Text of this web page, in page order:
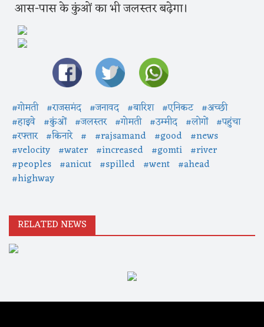
आस-पास के कुंओं का भी जलस्तर बढ़ेगा।
#गोमती #राजसमंद #जनावद #बारिश #एनिकट #अच्छी
#हाइवे #कुंओं #जलस्तर #गाेमती #उम्मीद #लोगों #पहुंचा
#रफ्तार #किनारे # #rajsamand #good #news
#velocity #water #increased #gomti #river
#peoples #anicut #spilled #went #ahead
#highway
RELATED NEWS